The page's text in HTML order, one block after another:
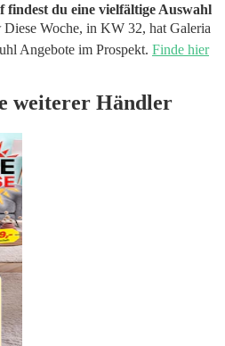
du eine vielfältige Auswahl
Diese Woche, in KW 32, hat Galeria
Angebote im Prospekt. Finde hier
weiterer Händler